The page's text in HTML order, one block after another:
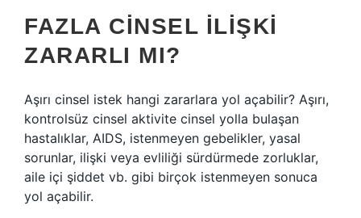
FAZLA CINSEL ILIŞKI
ZARARLI MI?
Aşırı cinsel istek hangi zararlara yol açabilir? Aşırı,
kontrolsüz cinsel aktivite cinsel yolla bulaşan
hastalıklar, AIDS, istenmeyen gebelikler, yasal
sorunlar, ilişki veya evliliği sürdürmede zorluklar,
aile içi şiddet vb. gibi birçok istenmeyen sonuca
yol açabilir.